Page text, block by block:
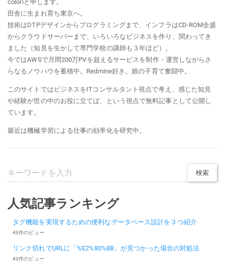
coloriと申します。
田舎に生まれ育ち東京へ。
技術はDTPデザインからプログラミングまで、インフラはCD-ROM全盛
からクラウドサーバーまで、いろいろなビジネスを作り、関わってき
ました（知見を生かして専門学校の講師も３年ほど）。
今ではAWSで月間200万PVを超えるサービスを制作・運営しながらさ
らなるノウハウを蓄積中。Redmine好き。娘の子育て奮闘中。
このサイトではビジネスをITコンサルタント視点で考え、感じた知見
や経験が世の中のお役に立てば、という視点で無料記事として公開し
ています。
最近は機械学習による仕事の効率化を研究中。
人気記事ランキング
タグ機能を実現するための便利なデータベース設計を３つ紹介
43件のビュー
リンク切れでURLに「%E2%80%8B」が見つかった場合の対処法
43件のビュー